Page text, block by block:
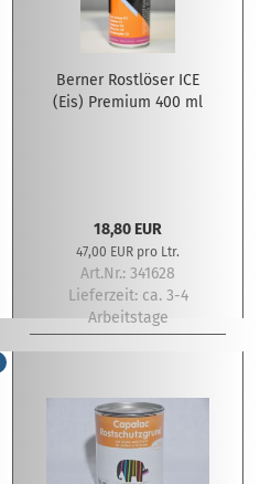
Berner Rostlöser ICE
(Eis) Premium 400 ml
18,80 EUR
47,00 EUR pro Ltr.
Art.Nr.: 341628
Lieferzeit: ca. 3-4
Arbeitstage